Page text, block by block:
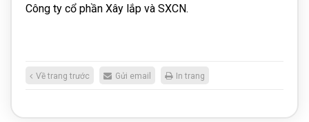
Công ty cổ phần Xây lắp và SXCN.
Về trang trước Gửi email In trang